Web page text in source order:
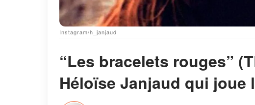
Instagram/h_janjaud
“Les bracelets rouges”
Héloïse Janjaud qui joue